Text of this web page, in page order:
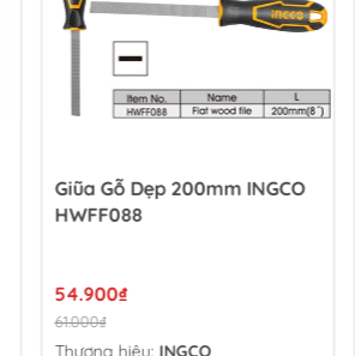
Giũa Gỗ Dẹp 200mm INGCO
HWFF088
54.900₫
61.000₫